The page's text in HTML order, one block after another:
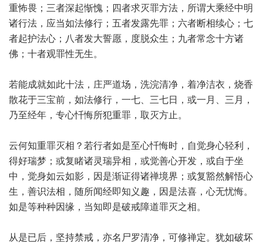
重怖畏；三者深起惭愧；四者求灭罪方法，所谓大乘经中明
诸行法，应当如法修行；五者发露先罪；六者断相续心；七
者起护法心；八者发大誓愿，度脱众生；九者常念十方诸
佛；十者观罪性无生。
若能成就如此十法，庄严道场，洗浣清净，着净洁衣，烧香
散花于三宝前，如法修行，一七、三七日，或一月、三月，
乃至经年，专心忏悔所犯重罪，取灭方止。
云何知重罪灭相？若行者如是至心忏悔时，自觉身心轻利，
得好瑞梦；或复睹诸灵瑞异相，或觉善心开发，或自于坐
中，觉身如云如影，因是渐证得诸禅境界；或复豁然解悟心
生，善识法相，随所闻经即知义趣，因是法喜，心无忧悔。
如是等种种因缘，当知即是破戒障道罪灭之相。
从是已后，坚持禁戒，亦名尸罗清净，可修禅定。犹如破坏